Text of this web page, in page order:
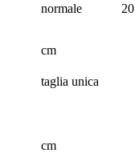
normale 20
cm
taglia unica
cm